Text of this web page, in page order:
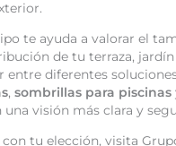
te ayuda a valorar el
de tu terraza,
entre diferentes
, sombrillas para piscinas
una visión más clara y
con tu elección, visita